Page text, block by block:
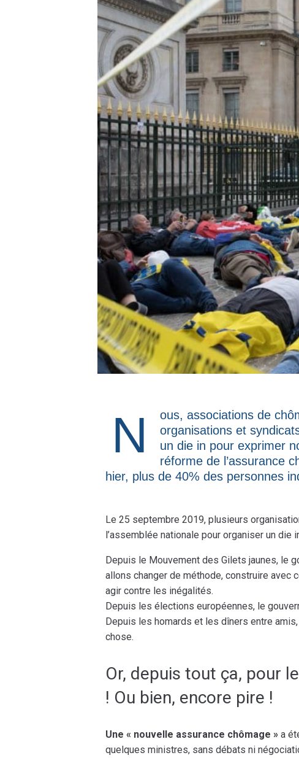
Nous, associations de chômeurs accompagnées par d’autres
organisations et
un die in pour exprimer
réforme de l’assurance
hier, plus de 40% des personnes
Le 25 septembre 2019, plusieurs
l’assemblée nationale pour organiser un
Depuis le Mouvement des Gilets jaunes, le
allons changer de méthode, construire
agir contre les inégalités.
Depuis les élections européennes, le
Depuis les homards et les dîners entre
chose.
Or, depuis tout ça, pour
! Ou bien, encore pire !
Une « nouvelle assurance chômage » a
quelques ministres, sans débats ni